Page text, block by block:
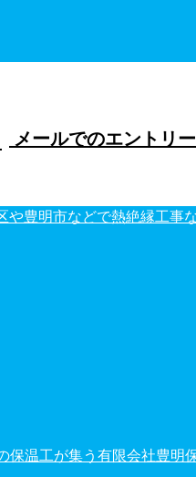
メールでのエントリー